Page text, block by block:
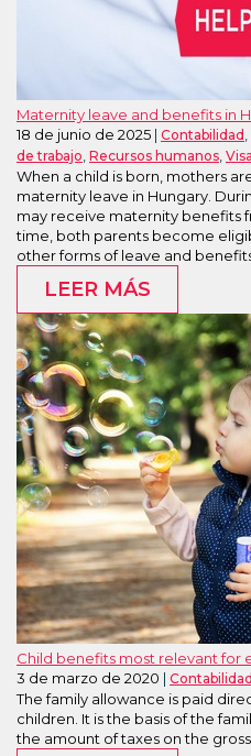
Maternity leave and benefits in
18 de junio de 2025 Contabilidad
de trabajo Recursos humanos
When a child is born, mothers
maternity leave in Hungary.
may receive maternity benefits
time, both parents become
other forms of leave and
LEER MÁS
Child benefits most relevant for
3 de marzo de 2020
Contabilidad
The family allowance is paid
children. It is the basis of the
the amount of taxes on the